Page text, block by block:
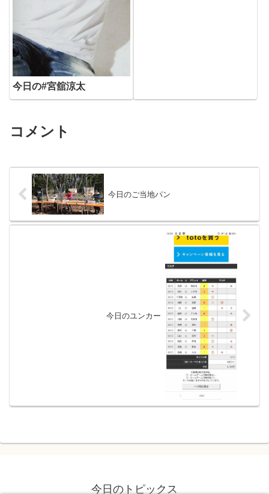
今日の#宮舘涼太
コメント
今日のご当地パン
今日のユンカー
今日のトピックス